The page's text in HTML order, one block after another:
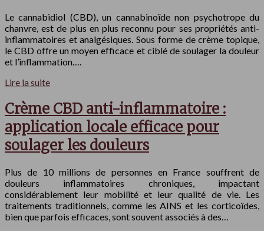
Le cannabidiol (CBD), un cannabinoïde non psychotrope du
chanvre, est de plus en plus reconnu pour ses propriétés anti-
inflammatoires et analgésiques. Sous forme de crème topique,
le CBD offre un moyen efficace et ciblé de soulager la douleur
et l’inflammation….
Lire la suite
Crème CBD anti-inflammatoire :
application locale efficace pour
soulager les douleurs
Plus de 10 millions de personnes en France souffrent de
douleurs inflammatoires chroniques, impactant
considérablement leur mobilité et leur qualité de vie. Les
traitements traditionnels, comme les AINS et les corticoïdes,
bien que parfois efficaces, sont souvent associés à des…